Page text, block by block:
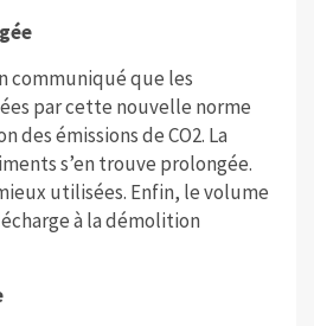
communiqué que les
par cette nouvelle norme
des émissions de CO2. La
s’en trouve prolongée.
utilisées. Enfin, le volume
à la démolition